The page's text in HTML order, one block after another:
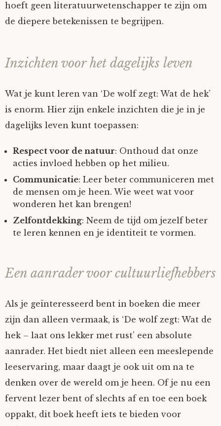
hoeft geen literatuurwetenschapper te zijn om
de diepere betekenissen te begrijpen.
Inzichten voor het dagelijks leven
Wat je kunt leren van ‘De wolf zegt: Wat de hek’
is enorm. Hier zijn enkele inzichten die je in je
dagelijks leven kunt toepassen:
Respect voor de natuur: Onthoud dat onze
acties invloed hebben op het milieu.
Communicatie: Leer beter communiceren met
de mensen om je heen. Wie weet wat voor
wonderen het kan brengen!
Zelfontdekking: Neem de tijd om jezelf beter
te leren kennen en je identiteit te vormen.
Een aanrader voor cultuurliefhebbers
Als je geïnteresseerd bent in boeken die meer
zijn dan alleen vermaak, is ‘De wolf zegt: Wat de
hek – laat ons lekker met rust’ een absolute
aanrader. Het biedt niet alleen een meeslepende
leeservaring, maar daagt je ook uit om na te
denken over de wereld om je heen. Of je nu een
fervent lezer bent of slechts af en toe een boek
oppakt, dit boek heeft iets te bieden voor